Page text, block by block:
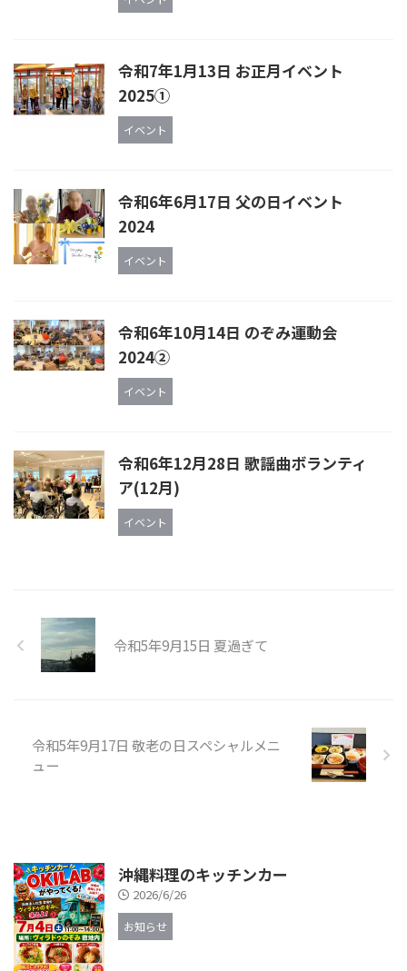
令和7年1月13日 お正月イベント
2025①
イベント
令和6年6月17日 父の日イベント
2024
イベント
令和6年10月14日 のぞみ運動会
2024②
イベント
令和6年12月28日 歌謡曲ボランティ
ア(12月)
イベント
令和5年9月15日 夏過ぎて
令和5年9月17日 敬老の日スペシャルメニ
ュー
沖縄料理のキッチンカー
2026/6/26
お知らせ